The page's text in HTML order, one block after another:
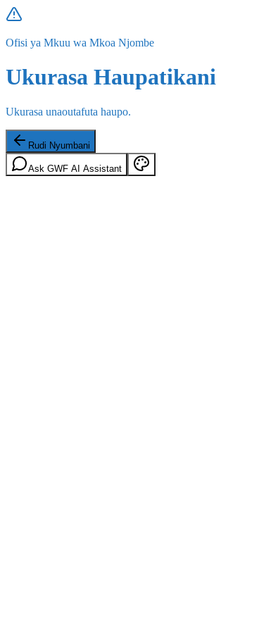
Ofisi ya Mkuu wa Mkoa Njombe
Ukurasa Haupatikani
Ukurasa unaoutafuta haupo.
Rudi Nyumbani
Ask GWF AI Assistant